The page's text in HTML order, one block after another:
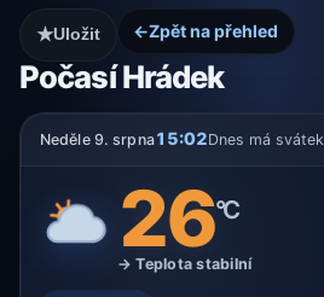
←Zpět na přehled
Počasí Hrádek
★Uložit
Neděle 9. srpna15:02Dnes má svátek
26°C
→ Teplota stabilní